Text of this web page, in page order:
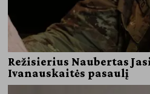
Režisierius Naubertas
Ivanauskaitės pasaulį